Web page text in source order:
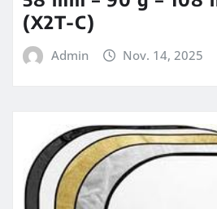
(X2T-C)
Admin Nov. 14, 2025